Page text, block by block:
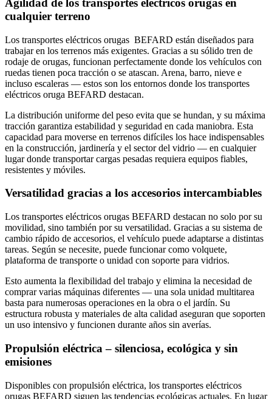
Agilidad de los transportes eléctricos orugas en
cualquier terreno
Los transportes eléctricos orugas BEFARD están diseñados para
trabajar en los terrenos más exigentes. Gracias a su sólido tren de
rodaje de orugas, funcionan perfectamente donde los vehículos con
ruedas tienen poca tracción o se atascan. Arena, barro, nieve e
incluso escaleras — estos son los entornos donde los transportes
eléctricos oruga BEFARD destacan.
La distribución uniforme del peso evita que se hundan, y su máxima
tracción garantiza estabilidad y seguridad en cada maniobra. Esta
capacidad para moverse en terrenos difíciles los hace indispensables
en la construcción, jardinería y el sector del vidrio — en cualquier
lugar donde transportar cargas pesadas requiera equipos fiables,
resistentes y móviles.
Versatilidad gracias a los accesorios intercambiables
Los transportes eléctricos orugas BEFARD destacan no solo por su
movilidad, sino también por su versatilidad. Gracias a su sistema de
cambio rápido de accesorios, el vehículo puede adaptarse a distintas
tareas. Según se necesite, puede funcionar como volquete,
plataforma de transporte o unidad con soporte para vidrios.
Esto aumenta la flexibilidad del trabajo y elimina la necesidad de
comprar varias máquinas diferentes — una sola unidad multitarea
basta para numerosas operaciones en la obra o el jardín. Su
estructura robusta y materiales de alta calidad aseguran que soporten
un uso intensivo y funcionen durante años sin averías.
Propulsión eléctrica – silenciosa, ecológica y sin
emisiones
Disponibles con propulsión eléctrica, los transportes eléctricos
orugas BEFARD siguen las tendencias ecológicas actuales. En lugar